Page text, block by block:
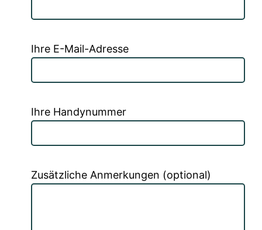
Ihre E-Mail-Adresse
Ihre Handynummer
Zusätzliche Anmerkungen (optional)